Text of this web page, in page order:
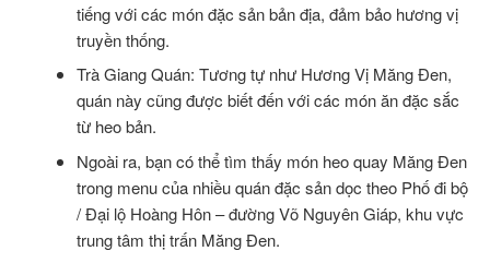
tiếng với các món đặc sản bản địa, đảm bảo hương vị
truyền thống.
Trà Giang Quán: Tương tự như Hương Vị Măng Đen,
quán này cũng được biết đến với các món ăn đặc sắc
từ heo bản.
Ngoài ra, bạn có thể tìm thấy món heo quay Măng Đen
trong menu của nhiều quán đặc sản dọc theo Phố đi bộ
/ Đại lộ Hoàng Hôn – đường Võ Nguyên Giáp, khu vực
trung tâm thị trấn Măng Đen.